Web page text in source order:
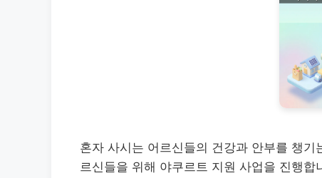
혼자 사시는 어르신들의 건강과 안부를 챙
르신들을 위해 야쿠르트 지원 사업을 진행